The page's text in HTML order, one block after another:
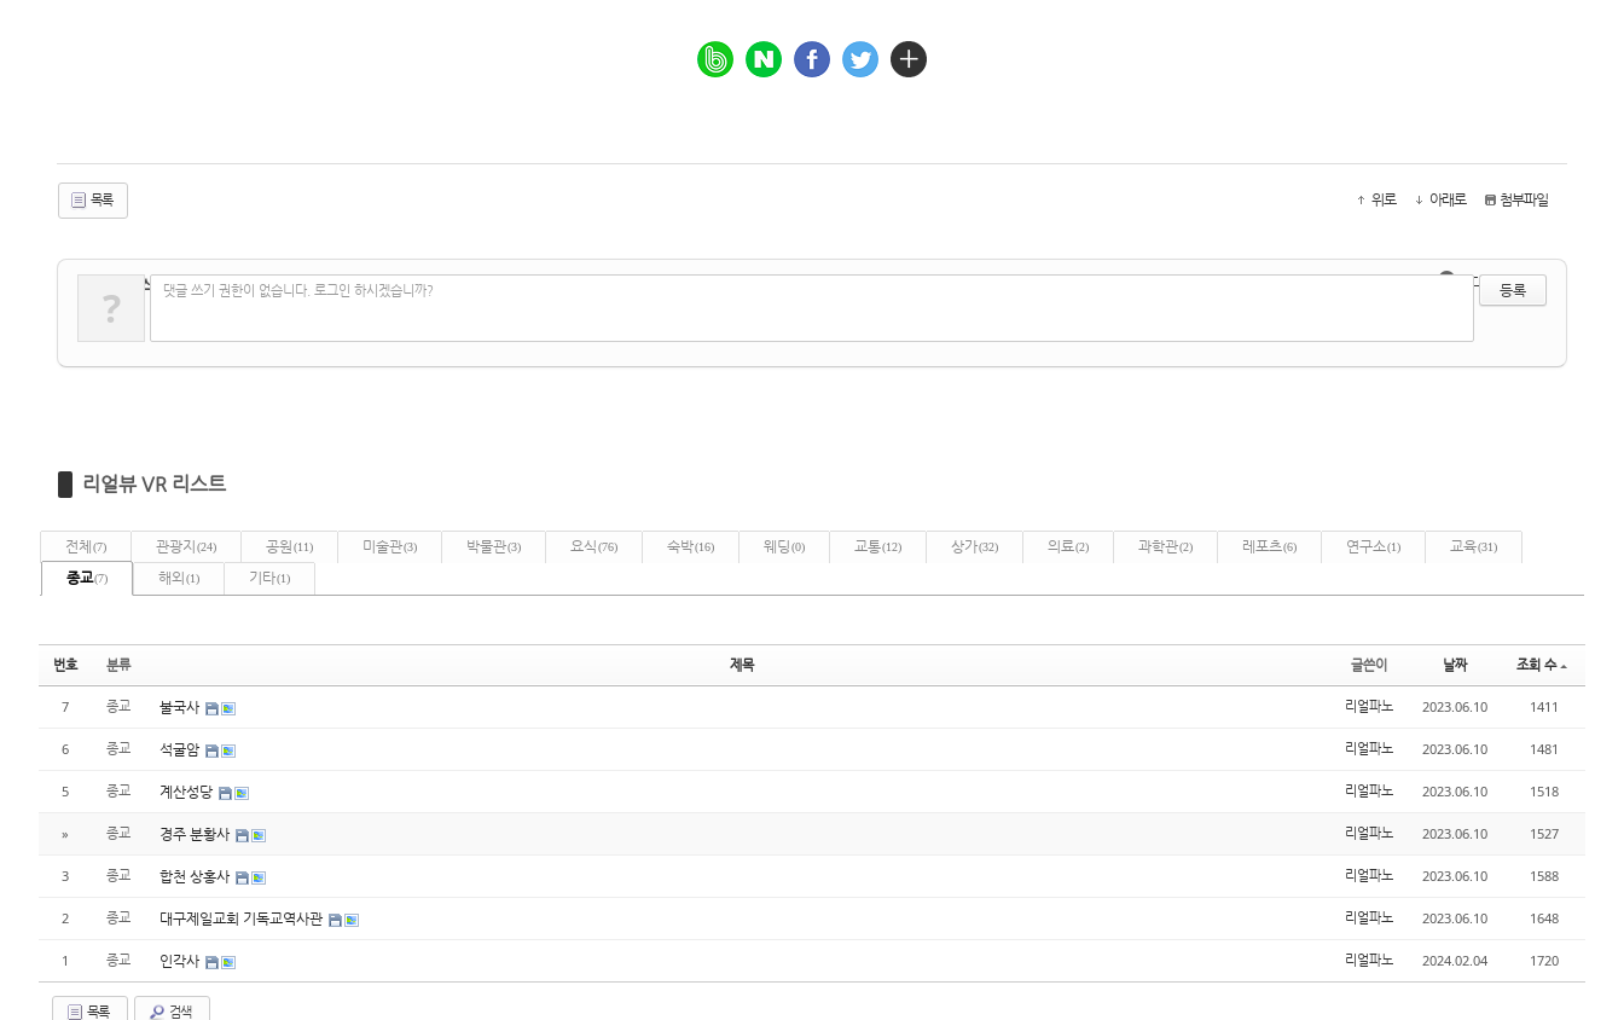
목록 위로 아래로 첨부파일
댓글 쓰기 ● 에디터 선택하기
? 댓글 쓰기 권한이 없습니다. 로그인 하시겠습니까?
리얼뷰 VR 리스트
전체 (7) 관광지 (24) 공원 (11) 미술관(3) 박물관(3) 요식(76) 숙박(16) 웨딩(0) 교통(12) 상가(32) 의료(2) 과학관(2) 레포츠(6) 연구소(1) 교육(31)
종교(7) 해외 (1) 기타(1)
번호 분류 제목 글쓴이 날짜 조회 수
7 종교 불국사 리얼파노 2023.06.10 1411
6 종교 석굴암 리얼파노 2023.06.10 1481
5 종교 계산성당 리얼파노 2023.06.10 1518
» 종교 경주 분황사 리얼파노 2023.06.10 1527
3 종교 합천 상홍사 리얼파노 2023.06.10 1588
2 종교 대구제일교회 기독교역사관 리얼파노 2023.06.10 1648
1 종교 인각사 리얼파노 2024.02.04 1720
목록 검색